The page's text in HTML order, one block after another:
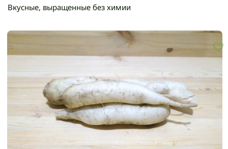
Вкусные, выращенные без химии